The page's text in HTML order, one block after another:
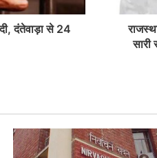
दंतेवाड़ा से 24
सारी